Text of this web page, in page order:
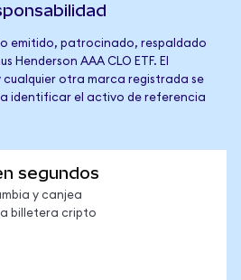
emitido, patrocinado, respaldado
Henderson AAA CLO ETF. El
cualquier otra marca registrada se
identificar el activo de referencia
segundos
y canjea
billetera cripto